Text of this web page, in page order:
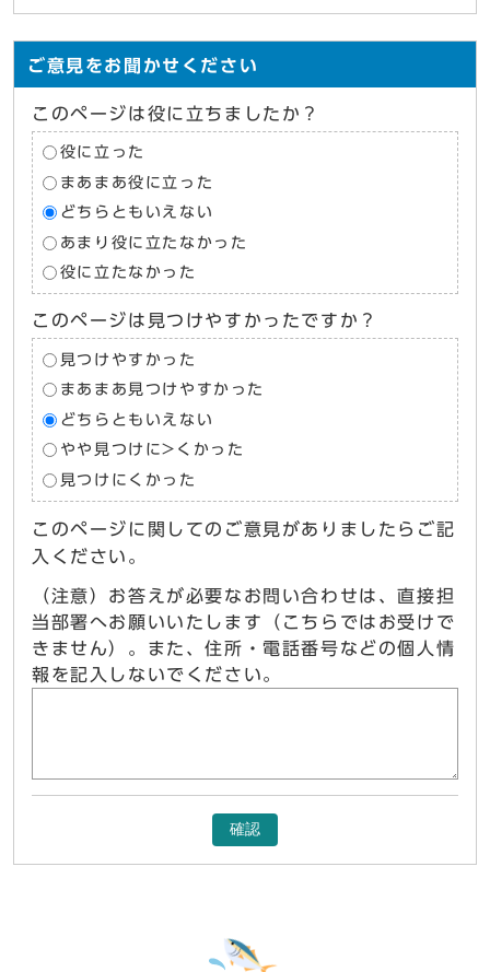
ご意見をお聞かせください
このページは役に立ちましたか？
役に立った
まあまあ役に立った
どちらともいえない
あまり役に立たなかった
役に立たなかった
このページは見つけやすかったですか？
見つけやすかった
まあまあ見つけやすかった
どちらともいえない
やや見つけに>くかった
見つけにくかった
このページに関してのご意見がありましたらご記
入ください。
（注意）お答えが必要なお問い合わせは、直接担
当部署へお願いいたします（こちらではお受けで
きません）。また、住所・電話番号などの個人情
報を記入しないでください。
確認